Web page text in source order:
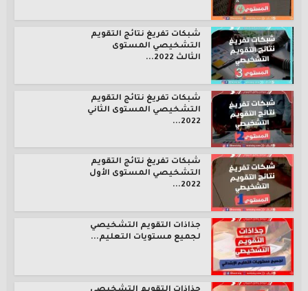
شبكات تفريغ نتائج التقويم
التشخيصي المستوى
الثالث 2022...
شبكات تفريغ نتائج التقويم
التشخيصي المستوى الثاني
2022...
شبكات تفريغ نتائج التقويم
التشخيصي المستوى الأول
2022...
جذاذات التقويم التشخيصي
لجميع مستويات التعليم...